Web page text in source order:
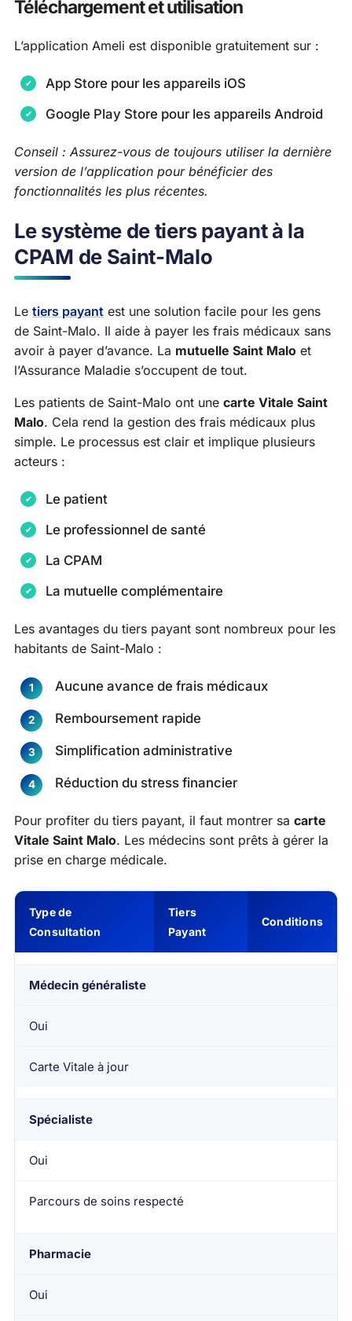
Téléchargement et utilisation
L’application Ameli est disponible gratuitement sur :
App Store pour les appareils iOS
Google Play Store pour les appareils Android
Conseil : Assurez-vous de toujours utiliser la dernière
version de l’application pour bénéficier des
fonctionnalités les plus récentes.
Le système de tiers payant à la
CPAM de Saint-Malo
Le tiers payant est une solution facile pour les gens
de Saint-Malo. Il aide à payer les frais médicaux sans
avoir à payer d’avance. La mutuelle Saint Malo et
l’Assurance Maladie s’occupent de tout.
Les patients de Saint-Malo ont une carte Vitale Saint
Malo. Cela rend la gestion des frais médicaux plus
simple. Le processus est clair et implique plusieurs
acteurs :
Le patient
Le professionnel de santé
La CPAM
La mutuelle complémentaire
Les avantages du tiers payant sont nombreux pour les
habitants de Saint-Malo :
Aucune avance de frais médicaux
Remboursement rapide
Simplification administrative
Réduction du stress financier
Pour profiter du tiers payant, il faut montrer sa carte
Vitale Saint Malo. Les médecins sont prêts à gérer la
prise en charge médicale.
Type de
Consultation
Tiers
Payant
Conditions
Médecin généraliste
Oui
Carte Vitale à jour
Spécialiste
Oui
Parcours de soins respecté
Pharmacie
Oui